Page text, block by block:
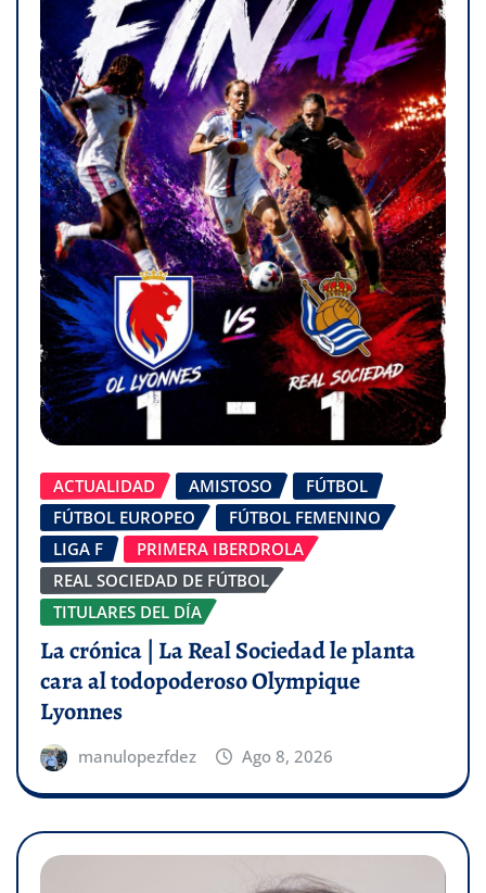
ACTUALIDAD AMISTOSO
FÚTBOL
FÚTBOL EUROPEO
FÚTBOL FEMENINO
LIGA F
PRIMERA IBERDROLA
REAL SOCIEDAD DE FÚTBOL
TITULARES DEL DÍA
La crónica | La Real Sociedad le planta
cara al todopoderoso Olympique
Lyonnes
manulopezfdez Ago 8, 2026